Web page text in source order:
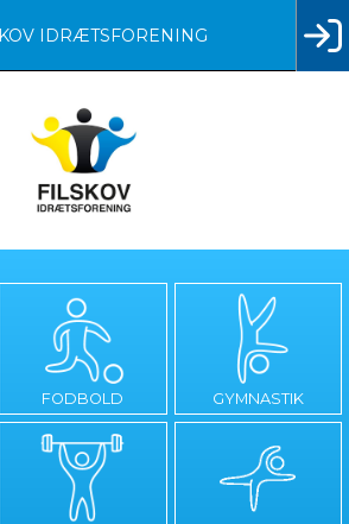
IDRÆTSFORENING
FODBOLD GYMNASTIK